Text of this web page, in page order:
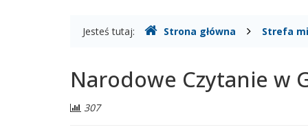
Gdzie
Jesteś tutaj: Strona główna Strefa
Narodowe Czytanie w
Liczba
307